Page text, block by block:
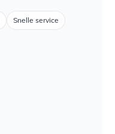
Snelle service